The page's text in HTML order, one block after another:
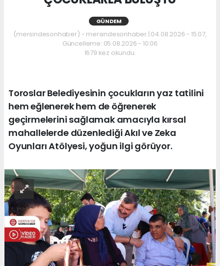
GÜNDEM
(mersindesonhaber) - mersindesonhaber | 04.08.2026 - 15:07,
Güncelleme: 05.08.2026 - 10:06
1679 kez okundu.
Toroslar Belediyesinin çocukların yaz tatilini
hem eğlenerek hem de öğrenerek
geçirmelerini sağlamak amacıyla kırsal
mahallelerde düzenlediği Akıl ve Zeka
Oyunları Atölyesi, yoğun ilgi görüyor.